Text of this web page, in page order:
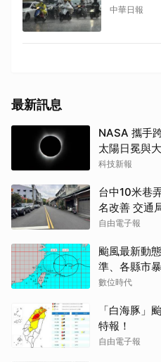
中華日報
最新訊息
NASA 攜手
太陽日冕與
科技新報
台中10米巷
名改善 交通
自由電子報
颱風最新動
準、各縣市
數位時代
「白海豚」
特報！
自由電子報